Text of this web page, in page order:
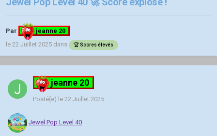
Par
jeanne 20
le 22 Juillet 2025 dans 🏆 Scores élevés
jeanne 20
Posté(e) le 22 Juillet 2025
Jewel Pop Level 40